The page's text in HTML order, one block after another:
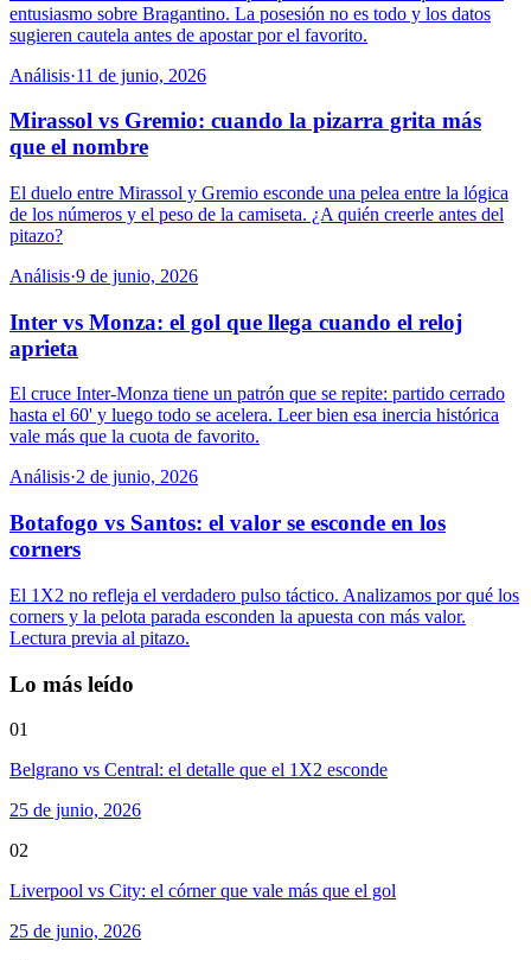
entusiasmo sobre Bragantino. La posesión no es todo y los datos
sugieren cautela antes de apostar por el favorito.
Análisis·11 de junio, 2026
Mirassol vs Gremio: cuando la pizarra grita más
que el nombre
El duelo entre Mirassol y Gremio esconde una pelea entre la lógica
de los números y el peso de la camiseta. ¿A quién creerle antes del
pitazo?
Análisis·9 de junio, 2026
Inter vs Monza: el gol que llega cuando el reloj
aprieta
El cruce Inter-Monza tiene un patrón que se repite: partido cerrado
hasta el 60' y luego todo se acelera. Leer bien esa inercia histórica
vale más que la cuota de favorito.
Análisis·2 de junio, 2026
Botafogo vs Santos: el valor se esconde en los
corners
El 1X2 no refleja el verdadero pulso táctico. Analizamos por qué los
corners y la pelota parada esconden la apuesta con más valor.
Lectura previa al pitazo.
Lo más leído
01
Belgrano vs Central: el detalle que el 1X2 esconde
25 de junio, 2026
02
Liverpool vs City: el córner que vale más que el gol
25 de junio, 2026